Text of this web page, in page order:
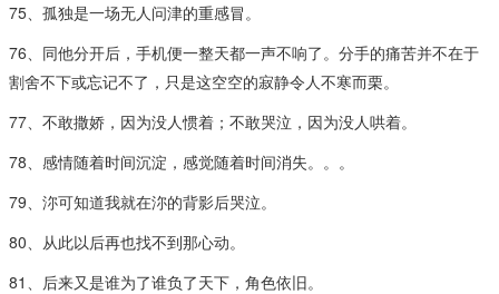
75、孤独是一场无人问津的重感冒。
76、同他分开后，手机便一整天都一声不响了。分手的痛苦并不在于
割舍不下或忘记不了，只是这空空的寂静令人不寒而栗。
77、不敢撒娇，因为没人惯着；不敢哭泣，因为没人哄着。
78、感情随着时间沉淀，感觉随着时间消失。。。
79、沵可知道我就在沵的背影后哭泣。
80、从此以后再也找不到那心动。
81、后来又是谁为了谁负了天下，角色依旧。